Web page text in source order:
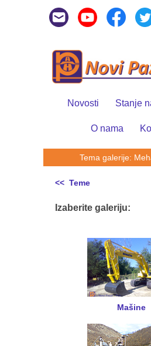
Novosti Stanje
O nama
Tema galerije:
<< Teme
Izaberite galeriju:
Mašine